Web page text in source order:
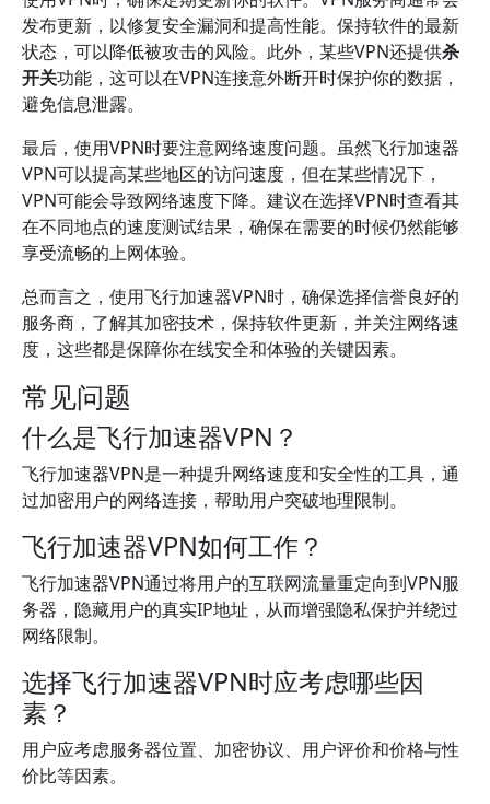
发布更新，以修复安全漏洞和提高性能。保持软件的最新
状态，可以降低被攻击的风险。此外，某些VPN还提供杀
开关功能，这可以在VPN连接意外断开时保护你的数据，
避免信息泄露。
最后，使用VPN时要注意网络速度问题。虽然飞行加速器
VPN可以提高某些地区的访问速度，但在某些情况下，
VPN可能会导致网络速度下降。建议在选择VPN时查看其
在不同地点的速度测试结果，确保在需要的时候仍然能够
享受流畅的上网体验。
总而言之，使用飞行加速器VPN时，确保选择信誉良好的
服务商，了解其加密技术，保持软件更新，并关注网络速
度，这些都是保障你在线安全和体验的关键因素。
常见问题
什么是飞行加速器VPN？
飞行加速器VPN是一种提升网络速度和安全性的工具，通
过加密用户的网络连接，帮助用户突破地理限制。
飞行加速器VPN如何工作？
飞行加速器VPN通过将用户的互联网流量重定向到VPN服
务器，隐藏用户的真实IP地址，从而增强隐私保护并绕过
网络限制。
选择飞行加速器VPN时应考虑哪些因
素？
用户应考虑服务器位置、加密协议、用户评价和价格与性
价比等因素。